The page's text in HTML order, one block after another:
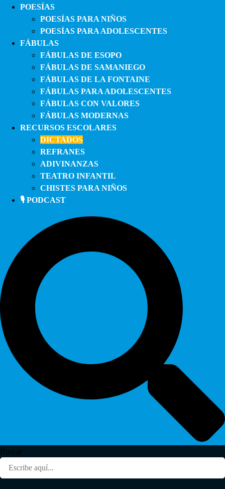
POESÍAS
POESÍAS PARA NIÑOS
POESÍAS PARA ADOLESCENTES
FÁBULAS
FÁBULAS DE ESOPO
FÁBULAS DE SAMANIEGO
FÁBULAS DE LA FONTAINE
FÁBULAS PARA ADOLESCENTES
FÁBULAS CON VALORES
FÁBULAS MODERNAS
RECURSOS ESCOLARES
DICTADOS
REFRANES
ADIVINANZAS
TEATRO INFANTIL
CHISTES PARA NIÑOS
🎙️ PODCAST
Buscar